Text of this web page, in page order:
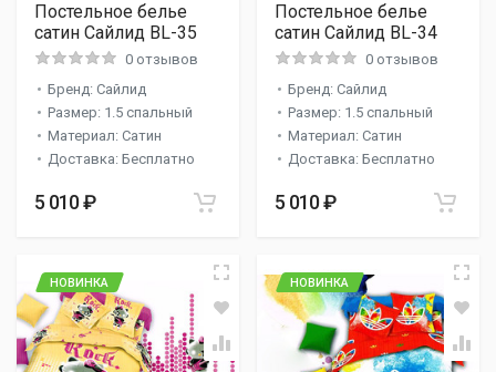
Постельное белье
сатин Сайлид BL-35
0 отзывов
Бренд: Сайлид
Размер: 1.5 спальный
Материал: Сатин
Доставка: Бесплатно
5 010 ₽
Постельное белье
сатин Сайлид BL-34
0 отзывов
Бренд: Сайлид
Размер: 1.5 спальный
Материал: Сатин
Доставка: Бесплатно
5 010 ₽
НОВИНКА НОВИНКА